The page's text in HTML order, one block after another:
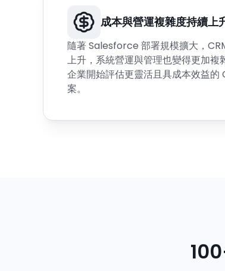
成本與營運複雜度持續上
隨著 Salesforce 部署規模擴大，
上升，系統營運與管理也變得更加複
企業開始評估更靈活且具成本效益的
案。